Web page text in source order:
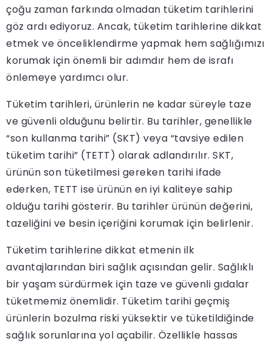
çoğu zaman farkında olmadan tüketim tarihlerini
göz ardı ediyoruz. Ancak, tüketim tarihlerine dikkat
etmek ve önceliklendirme yapmak hem sağlığımızı
korumak için önemli bir adımdır hem de israfı
önlemeye yardımcı olur.
Tüketim tarihleri, ürünlerin ne kadar süreyle taze
ve güvenli olduğunu belirtir. Bu tarihler, genellikle
“son kullanma tarihi” (SKT) veya “tavsiye edilen
tüketim tarihi” (TETT) olarak adlandırılır. SKT,
ürünün son tüketilmesi gereken tarihi ifade
ederken, TETT ise ürünün en iyi kaliteye sahip
olduğu tarihi gösterir. Bu tarihler ürünün değerini,
tazeliğini ve besin içeriğini korumak için belirlenir.
Tüketim tarihlerine dikkat etmenin ilk
avantajlarından biri sağlık açısından gelir. Sağlıklı
bir yaşam sürdürmek için taze ve güvenli gıdalar
tüketmemiz önemlidir. Tüketim tarihi geçmiş
ürünlerin bozulma riski yüksektir ve tüketildiğinde
sağlık sorunlarına yol açabilir. Özellikle hassas